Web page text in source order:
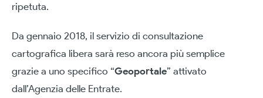
ripetuta.
Da gennaio 2018, il servizio di consultazione
cartografica libera sarà reso ancora più semplice
grazie a uno specifico “Geoportale” attivato
dall’Agenzia delle Entrate.